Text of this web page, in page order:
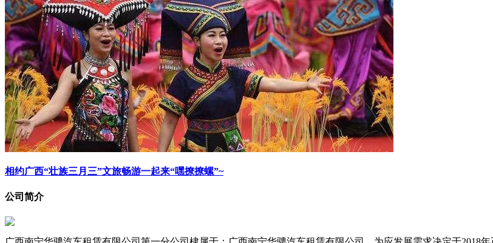
相约广西“壮族三月三”文旅畅游一起来“嘿撩撩螺”~
公司简介